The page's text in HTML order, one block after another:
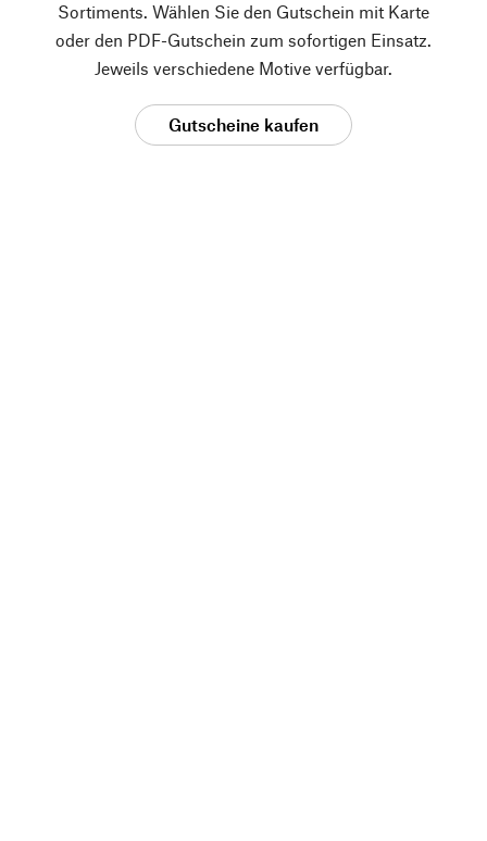
Sortiments. Wählen Sie den Gutschein mit Karte
oder den PDF-Gutschein zum sofortigen Einsatz.
Jeweils verschiedene Motive verfügbar.
Gutscheine kaufen